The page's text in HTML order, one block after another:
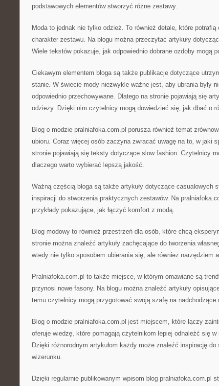
podstawowych elementów stworzyć różne zestawy.
Moda to jednak nie tylko odzież. To również detale, które potrafią
charakter zestawu. Na blogu można przeczytać artykuły
Wiele tekstów pokazuje, jak odpowiednio dobrane ozdoby mogą
Ciekawym elementem bloga są także publikacje dotyczące
stanie. W świecie mody niezwykle ważne jest, aby ubrania były
odpowiednio przechowywane. Dlatego na stronie pojawiają się
odzieży. Dzięki nim czytelnicy mogą dowiedzieć się, jak dbać o
Blog o modzie pralniafoka.com.pl porusza również temat
ubioru. Coraz więcej osób zaczyna zwracać uwagę na to, w jaki
stronie pojawiają się teksty dotyczące slow fashion. Czytelnicy
dlaczego warto wybierać lepszą jakość.
Ważną częścią bloga są także artykuły dotyczące casualowych
inspiracji do stworzenia praktycznych zestawów. Na
przykłady pokazujące, jak łączyć komfort z modą.
Blog modowy to również przestrzeń dla osób, które chcą
stronie można znaleźć artykuły zachęcające do tworzenia
wtedy nie tylko sposobem ubierania się, ale również narzędziem
Pralniafoka.com.pl to także miejsce, w którym omawiane są
przynosi nowe fasony. Na blogu można znaleźć artykuły
temu czytelnicy mogą przygotować swoją szafę na nadchodzące
Blog o modzie pralniafoka.com.pl jest miejscem, które łączy
oferuje wiedzę, które pomagają czytelnikom lepiej odnaleźć się
Dzięki różnorodnym artykułom każdy może znaleźć inspirację do
wizerunku.
Dzięki regularnie publikowanym wpisom blog pralniafoka.com.pl